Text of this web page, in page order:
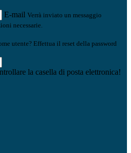
E-mail Verrà inviato un messaggio
necessarie.
utente? Effettua il reset della password
la casella di posta elettronica!